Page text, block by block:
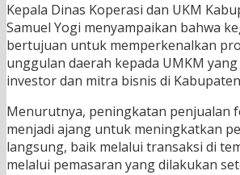
Kepala Dinas Koperasi dan UKM
Samuel Yogi menyampaikan bahwa
bertujuan untuk memperkenalkan
unggulan daerah kepada UMKM
investor dan mitra bisnis di
Menurutnya, peningkatan penjualan
menjadi ajang untuk meningkatkan
langsung, baik melalui transaksi di
melalui pemasaran yang dilakukan